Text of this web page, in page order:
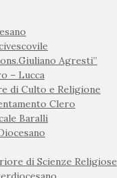
Agresti”
– Lucca
di Culto e Religione
Clero
Baralli
di Scienze Religiose